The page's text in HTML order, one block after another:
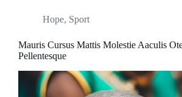
Hope, Sport
Mauris Cursus Mattis Molestie Aaculis
Pellentesque